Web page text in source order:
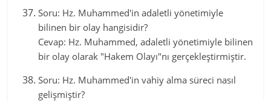
Soru: Hz. Muhammed'in adaletli yönetimiyle
bilinen bir olay hangisidir?
Cevap: Hz. Muhammed, adaletli yönetimiyle bilinen
bir olay olarak "Hakem Olayı"nı gerçekleştirmiştir.
Soru: Hz. Muhammed'in vahiy alma süreci nasıl
gelişmiştir?